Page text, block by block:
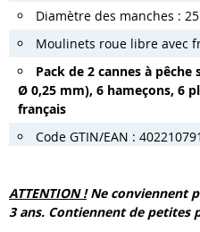
Diamètre des manches :
Moulinets roue libre avec
Pack de 2 cannes à
Ø 0,25 mm), 6 hameçons, 6
français
Code GTIN/EAN :
ATTENTION !Ne conviennent
3 ans. Contiennent de petites